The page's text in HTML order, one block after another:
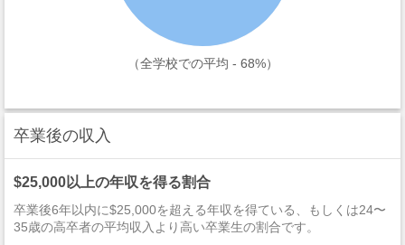
（全学校での平均 - 68%）
卒業後の収入
$25,000以上の年収を得る割合
卒業後6年以内に$25,000を超える年収を得ている、もしくは24〜
35歳の高卒者の平均収入より高い卒業生の割合です。